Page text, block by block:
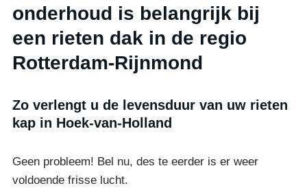
onderhoud is belangrijk bij
een rieten dak in de regio
Rotterdam-Rijnmond
Zo verlengt u de levensduur van uw rieten
kap in Hoek-van-Holland
Geen probleem! Bel nu, des te eerder is er weer
voldoende frisse lucht.